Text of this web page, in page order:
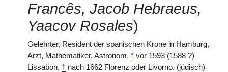
Francês, Jacob Hebraeus,
Yaacov Rosales)
Gelehrter, Resident der spanischen Krone in Hamburg,
Arzt, Mathematiker, Astronom, * vor 1593 (1588 ?)
Lissabon, † nach 1662 Florenz oder Livorno. (jüdisch)